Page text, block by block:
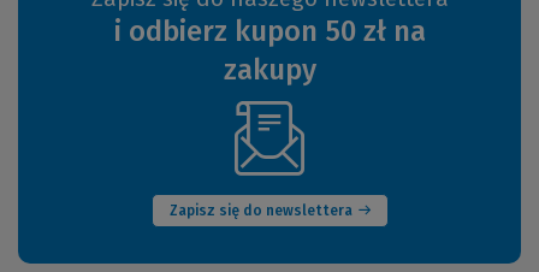
i odbierz kupon 50 zł na
zakupy
Zapisz się do newslettera
(Nowe
okno)